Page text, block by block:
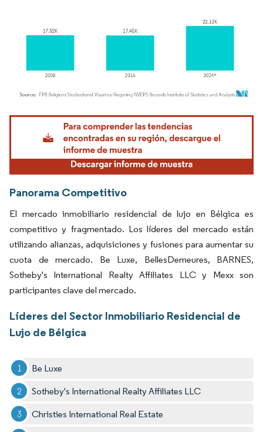
Imagen © Mordor Intelligence. El uso requiere atribución según CC BY 4.0.
Panorama Competitivo
El mercado inmobiliario residencial de lujo en Bélgica es
competitivo y fragmentado. Los líderes del mercado están
utilizando alianzas, adquisiciones y fusiones para aumentar su
cuota de mercado. Be Luxe, BellesDemeures, BARNES,
Sotheby's International Realty Affiliates LLC y Mexx son
participantes clave del mercado.
Líderes del Sector Inmobiliario Residencial de
Lujo de Bélgica
Be Luxe
Sotheby's International Realty Affiliates LLC
Christies International Real Estate